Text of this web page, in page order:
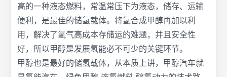
高的一种液态燃料，常温常压下为液态，储存、运输
便利，是最佳的储氢载体。将氢合成甲醇再加以利
用，解决了氢气高成本存储运的难题，并且安全性
好，所以甲醇是发展氢能必不可少的关键环节。
甲醇也是最好的储氢载体，从本质上讲，甲醇汽车就